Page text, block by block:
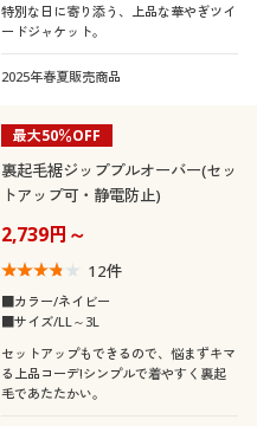
特別な日に寄り添う、上品な華やぎツイ
ードジャケット。
2025年春夏販売商品
最大50％OFF
裏起毛裾ジッププルオーバー(セッ
トアップ可・静電防止)
2,739円～
12件
■カラー/ネイビー
■サイズ/LL～3L
セットアップもできるので、悩まずキマ
る上品コーデ!シンプルで着やすく裏起
毛であたたかい。